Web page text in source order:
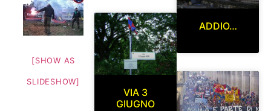
[SHOW AS
SLIDESHOW]
VIA 3
GIUGNO
ADDIO…